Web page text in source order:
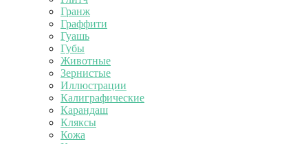
Гранж
Граффити
Гуашь
Губы
Животные
Зернистые
Иллюстрации
Калиграфические
Карандаш
Кляксы
Кожа